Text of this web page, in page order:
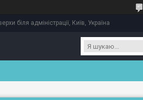
біля адміністрації, Київ, Україна